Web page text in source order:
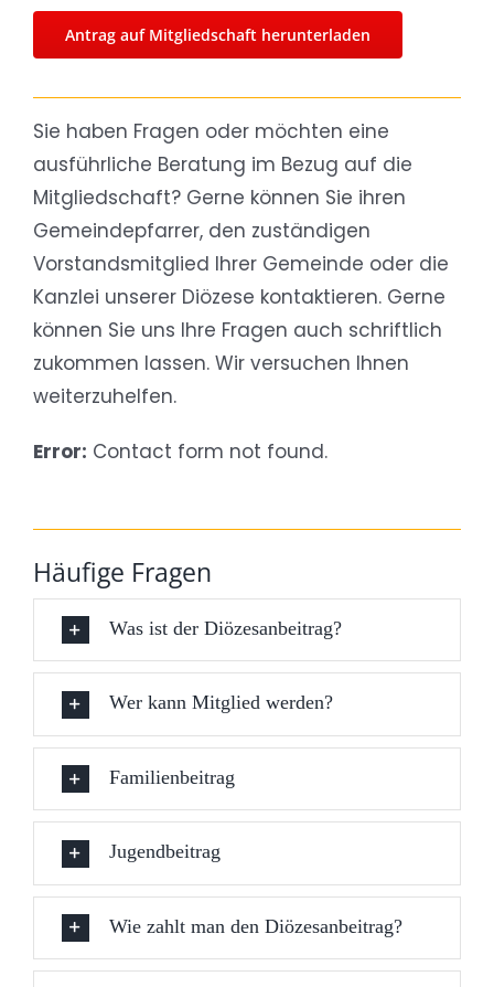
Antrag auf Mitgliedschaft herunterladen
Sie haben Fragen oder möchten eine
ausführliche Beratung im Bezug auf die
Mitgliedschaft? Gerne können Sie ihren
Gemeindepfarrer, den zuständigen
Vorstandsmitglied Ihrer Gemeinde oder die
Kanzlei unserer Diözese kontaktieren. Gerne
können Sie uns Ihre Fragen auch schriftlich
zukommen lassen. Wir versuchen Ihnen
weiterzuhelfen.
Error: Contact form not found.
Häufige Fragen
Was ist der Diözesanbeitrag?
Wer kann Mitglied werden?
Familienbeitrag
Jugendbeitrag
Wie zahlt man den Diözesanbeitrag?